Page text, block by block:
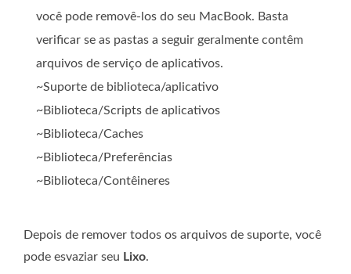
você pode removê-los do seu MacBook. Basta
verificar se as pastas a seguir geralmente contêm
arquivos de serviço de aplicativos.
~Suporte de biblioteca/aplicativo
~Biblioteca/Scripts de aplicativos
~Biblioteca/Caches
~Biblioteca/Preferências
~Biblioteca/Contêineres
Depois de remover todos os arquivos de suporte, você
pode esvaziar seu Lixo.